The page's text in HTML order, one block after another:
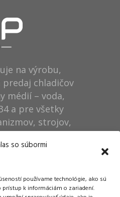
so súbormi
používame technológie, ako sú
k informáciám o zariadení.
na výrobu,
predaj chladičov
médií – voda,
a pre všetky
strojov,